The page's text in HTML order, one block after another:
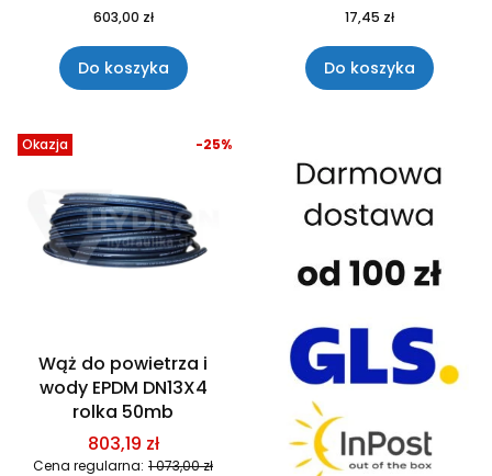
603,00 zł
Do koszyka
17,45 zł
Do koszyka
Okazja
Wąż do powietrza i
wody EPDM DN13X4
rolka 50mb
803,19 zł
Cena regularna: 1 073,00 zł
-25%